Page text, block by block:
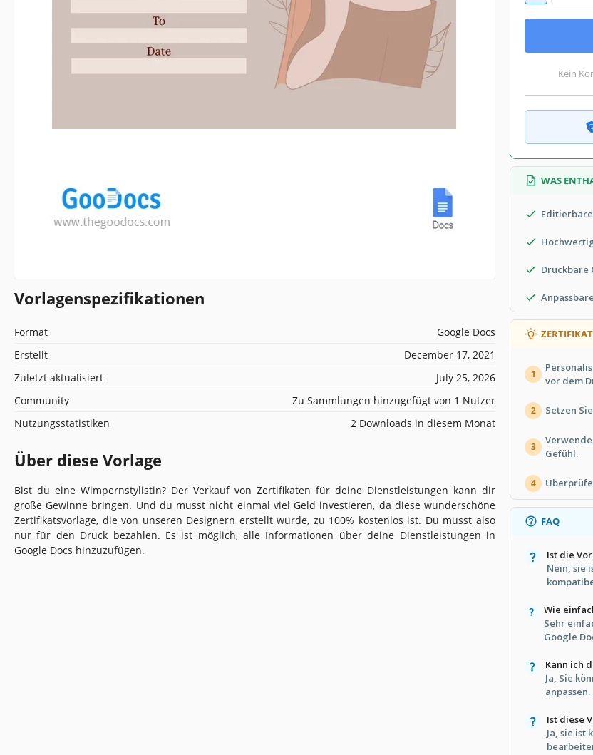
Vorlagenspezifikationen
Format
Google Docs
Erstellt
December 17, 2021
Zuletzt aktualisiert
July 25, 2026
Community
Zu Sammlungen hinzugefügt von 1 Nutzer
Nutzungsstatistiken
2 Downloads in diesem Monat
Über diese Vorlage
Bist du eine Wimpernstylistin? Der Verkauf von Zertifikaten für deine Dienstleistungen kann dir
große Gewinne bringen. Und du musst nicht einmal viel Geld investieren, da diese wunderschöne
Zertifikatsvorlage, die von unseren Designern erstellt wurde, zu 100% kostenlos ist. Du musst also
nur für den Druck bezahlen. Es ist möglich, alle Informationen über deine Dienstleistungen in
Google Docs hinzuzufügen.
Kein
WAS
Druckbare
1
vor dem
2 Setzen
3
Gefühl.
4
FAQ
Ist die
Nein, sie
Wie
Sehr
Google
Kann ich
Ja, Sie
anpassen.
Ist diese
Ja, sie ist